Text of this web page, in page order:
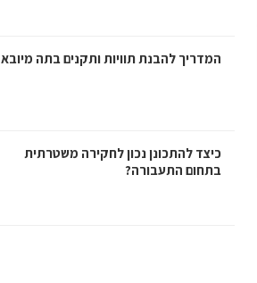
המדריך להבנת תוויות ותקנים בתה מיובא
כיצד להתכונן נכון לחקירה משטרתית
בתחום התעבורה?